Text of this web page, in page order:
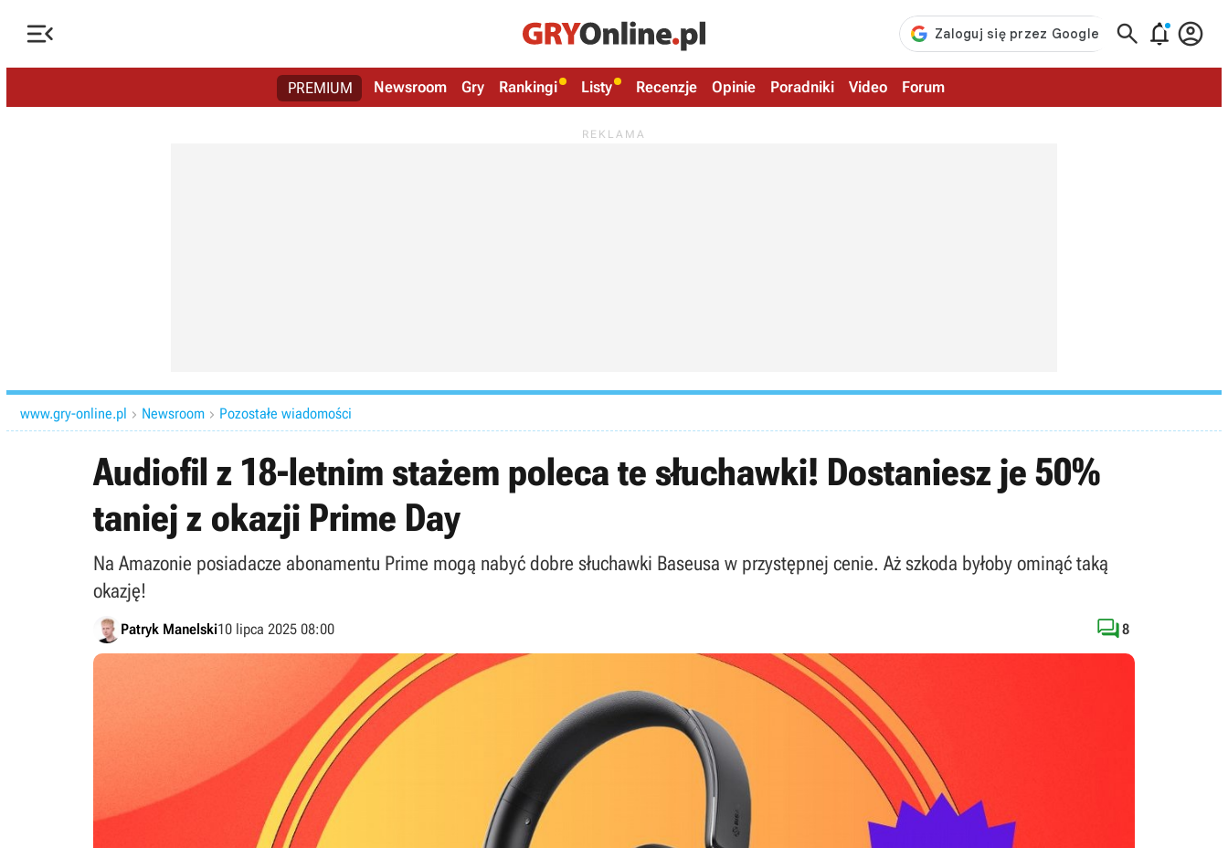
   
PREMIUM Newsroom Gry Rankingi Listy Recenzje Opinie Poradniki Video Forum
www.gry-online.pl  Newsroom  Pozostałe wiadomości
Audiofil z 18-letnim stażem poleca te słuchawki! Dostaniesz je 50%
taniej z okazji Prime Day
Na Amazonie posiadacze abonamentu Prime mogą nabyć dobre słuchawki Baseusa w przystępnej cenie. Aż szkoda byłoby ominąć taką
okazję!
Patryk Manelski10 lipca 2025 08:00 8